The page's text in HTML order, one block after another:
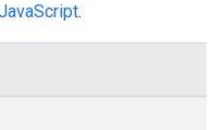
.